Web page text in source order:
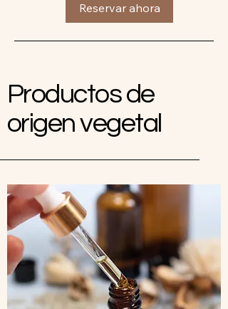
Reservar ahora
Productos de
origen vegetal